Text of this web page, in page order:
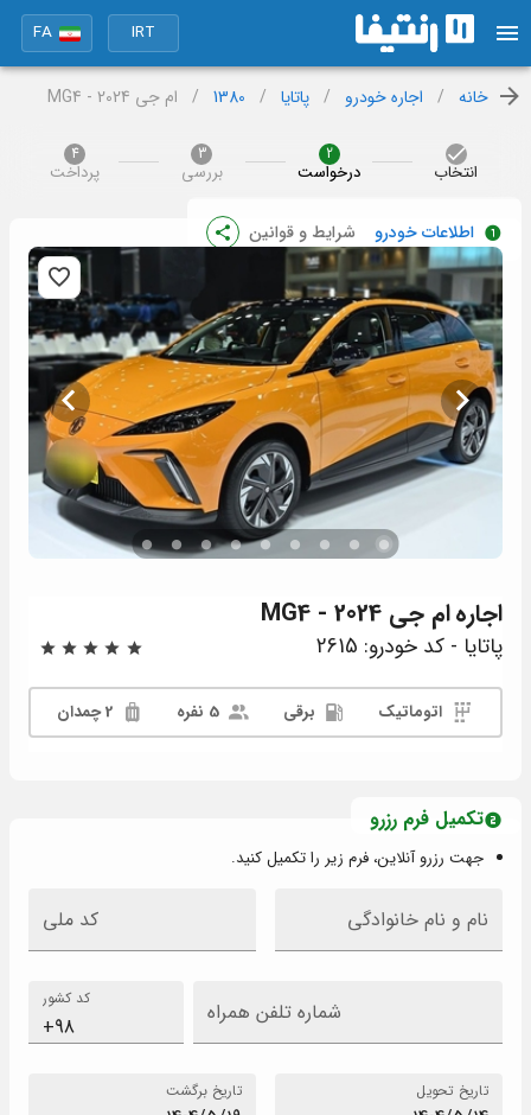
IRT
FA
خانه / اجاره خودرو / پاتایا /
1380
/ ام جی MG4 - 2024
انتخاب
2
درخواست
3
بررسی
4
پرداخت
اطلاعات خودرو شرایط و قوانین
اجارهام جی MG4 - 2024
پاتایا - کد خودرو: 2615
اتوماتیک برقی 5 نفره
تکمیل فرم رزرو
جهت رزرو آنلاین، فرم زیر را تکمیل کنید.
نام و نام خانوادگی کد ملی
کد کشور شماره تلفن همراه
تاریخ تحویل تاریخ برگشت